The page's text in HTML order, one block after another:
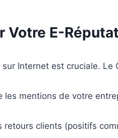
Votre E-
Internet est cruciale. Le
les mentions de votre
retours clients (positifs